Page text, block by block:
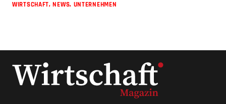
WIRTSCHAFT,NEWS, UNTERNEHMEN